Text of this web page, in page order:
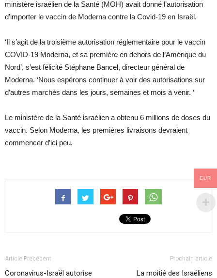
ministère israélien de la Santé (MOH) avait donné l’autorisation
d’importer le vaccin de Moderna contre la Covid-19 en Israël.
‘Il s’agit de la troisième autorisation réglementaire pour le vaccin
COVID-19 Moderna, et sa première en dehors de l’Amérique du
Nord’, s’est félicité Stéphane Bancel, directeur général de
Moderna. ‘Nous espérons continuer à voir des autorisations sur
d’autres marchés dans les jours, semaines et mois à venir. ‘
Le ministère de la Santé israélien a obtenu 6 millions de doses du
vaccin. Selon Moderna, les premières livraisons devraient
commencer d’ici peu.
Article Précédent
Coronavirus-Israël autorise
Prochain article
La moitié des Israéliens
EUR